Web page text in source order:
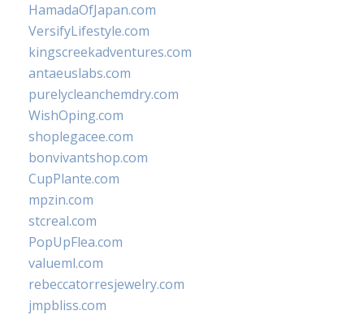
HamadaOfJapan.com
VersifyLifestyle.com
kingscreekadventures.com
antaeuslabs.com
purelycleanchemdry.com
WishOping.com
shoplegacee.com
bonvivantshop.com
CupPlante.com
mpzin.com
stcreal.com
PopUpFlea.com
valueml.com
rebeccatorresjewelry.com
jmpbliss.com